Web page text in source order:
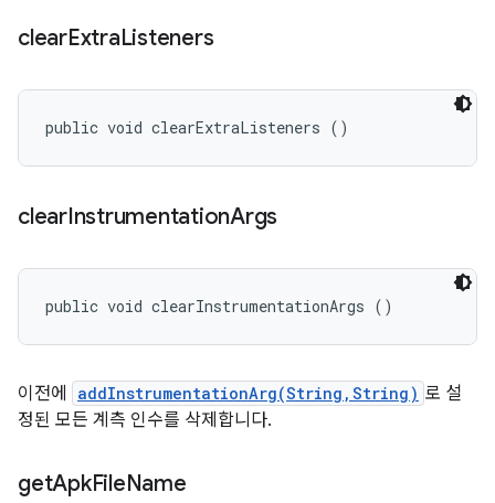
clearExtraListeners
public void clearExtraListeners ()
clearInstrumentationArgs
public void clearInstrumentationArgs ()
이전에 addInstrumentationArg(String,String) 로 설
정된 모든 계측 인수를 삭제합니다.
getApkFileName